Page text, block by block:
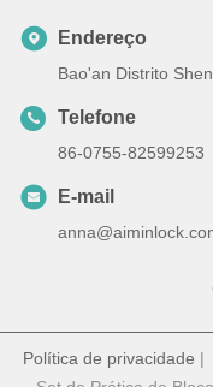
Endereço
Bao'an Distrito
Telefone
86-0755-82599253
E-mail
Política de privacidade |